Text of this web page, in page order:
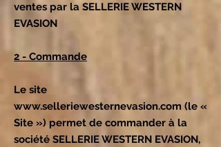
ventes par la SELLERIE WESTERN
EVASION
2 - Commande
Le site
www.selleriewesternevasion.com (le «
Site ») permet de commander à la
société SELLERIE WESTERN EVASION,